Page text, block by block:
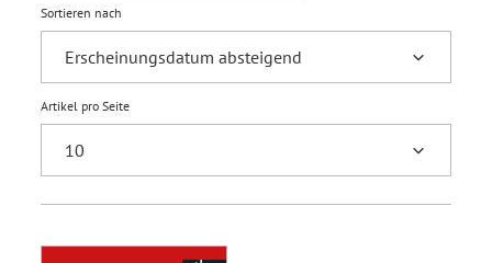
Sortieren nach
Artikel pro Seite